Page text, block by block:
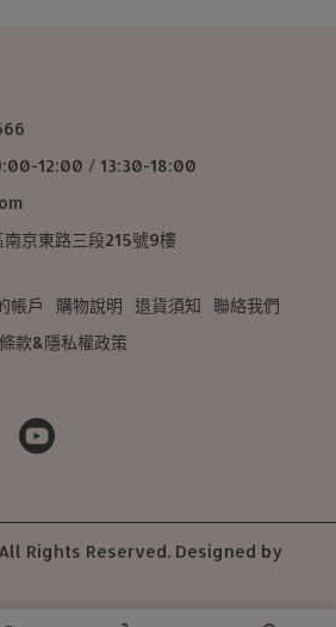
12:00 / 13:30-18:00
京東路三段215號9樓
帳戶 購物說明 退貨須知
聯絡我們
款&隱私權政策
All Rights Reserved. Designed by